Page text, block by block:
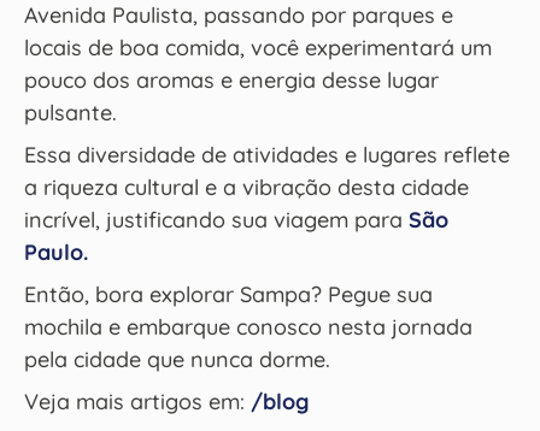
Avenida Paulista, passando por parques e
locais de boa comida, você experimentará um
pouco dos aromas e energia desse lugar
pulsante.
Essa diversidade de atividades e lugares reflete
a riqueza cultural e a vibração desta cidade
incrível, justificando sua viagem para São
Paulo.
Então, bora explorar Sampa? Pegue sua
mochila e embarque conosco nesta jornada
pela cidade que nunca dorme.
Veja mais artigos em: /blog